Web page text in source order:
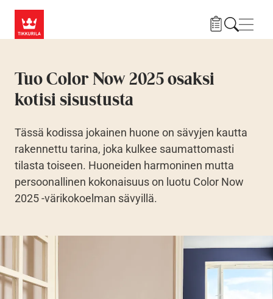
Tuo Color Now 2025 osaksi
kotisi sisustusta
Tässä kodissa jokainen huone on sävyjen kautta
rakennettu tarina, joka kulkee saumattomasti
tilasta toiseen. Huoneiden harmoninen mutta
persoonallinen kokonaisuus on luotu Color Now
2025 -värikokoelman sävyillä.